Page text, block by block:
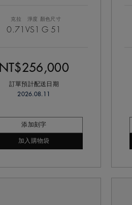
克拉
0.71
淨度
VS1
顏色
G
尺寸
51
NT$256,000
訂單預計配送日期
2026.08.11
添加刻字
加入購物袋